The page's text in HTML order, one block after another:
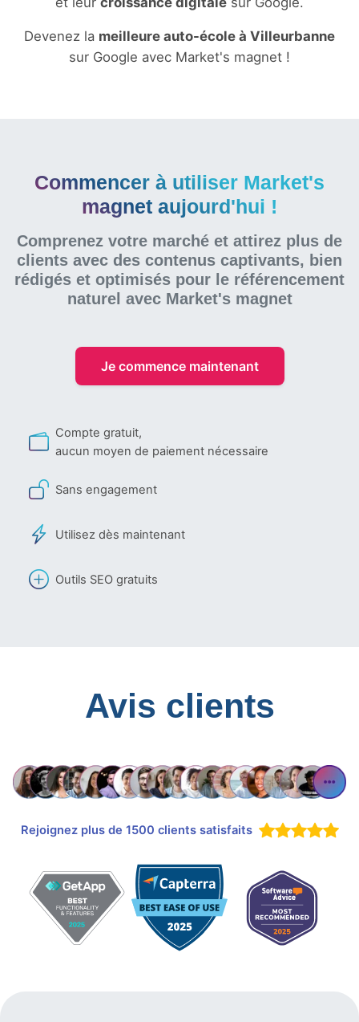
Devenez la meilleure auto-école à Villeurbanne
sur Google avec Market's magnet !
Commencer à utiliser Market's
magnet aujourd'hui !
Comprenez votre marché et attirez plus de
clients avec des contenus captivants, bien
rédigés et optimisés pour le référencement
naturel avec Market's magnet
Je commence maintenant
Compte gratuit,
aucun moyen de paiement nécessaire
Sans engagement
Utilisez dès maintenant
Outils SEO gratuits
Avis clients
Rejoignez plus de 1500 clients satisfaits